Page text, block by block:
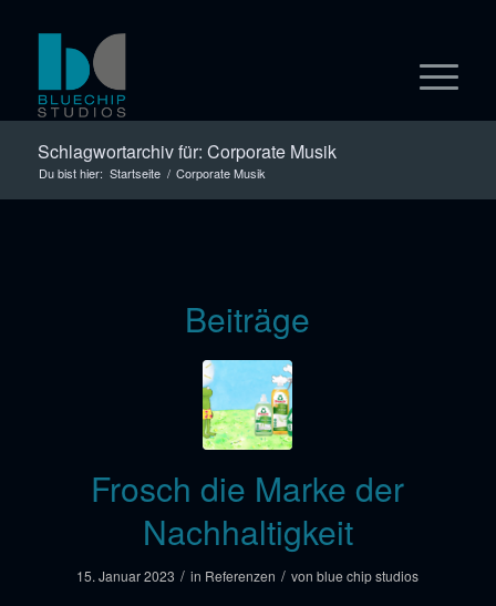
Schlagwortarchiv für: Corporate Musik
Du bist hier: Startseite / Corporate Musik
Beiträge
Frosch die Marke der
Nachhaltigkeit
15. Januar 2023 / in Referenzen / vonblue chip studios